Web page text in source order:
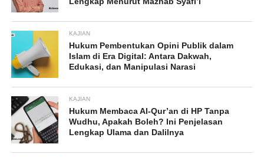
KAJIAN
Hukum Pembentukan Opini Publik dalam
Islam di Era Digital: Antara Dakwah,
Edukasi, dan Manipulasi Narasi
KAJIAN
Hukum Membaca Al-Qur’an di HP Tanpa
Wudhu, Apakah Boleh? Ini Penjelasan
Lengkap Ulama dan Dalilnya